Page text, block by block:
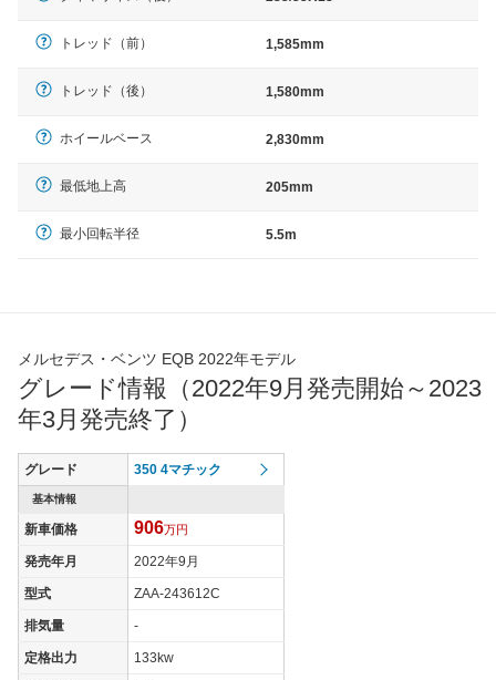
トレッド（前） 1,585mm
トレッド（後） 1,580mm
ホイールベース 2,830mm
最低地上高 205mm
最小回転半径 5.5m
メルセデス・ベンツ EQB 2022年モデル
グレード情報（2022年9月発売開始～2023
年3月発売終了）
グレード 350 4マチック
基本情報
新車価格 906万円
発売年月 2022年9月
型式 ZAA-243612C
排気量 -
定格出力 133kw